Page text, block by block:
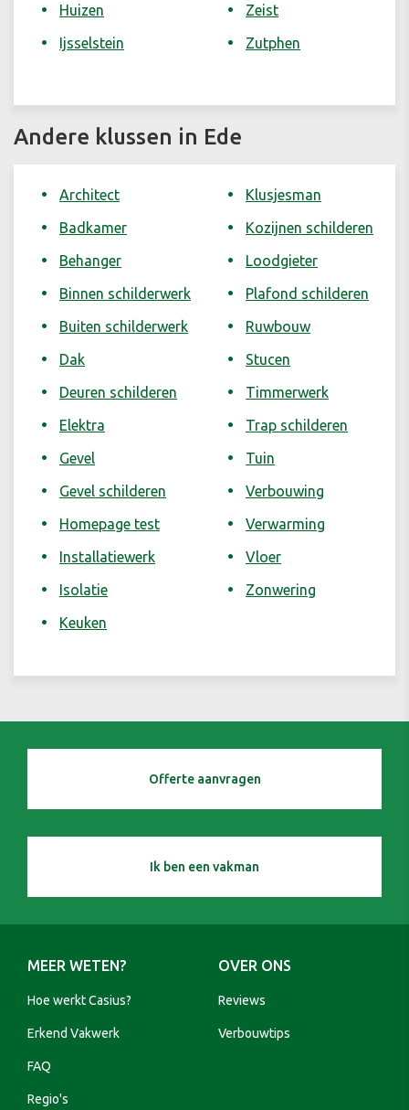
Huizen
Ijsselstein
Zeist
Zutphen
Andere klussen in Ede
Architect
Badkamer
Behanger
Binnen schilderwerk
Buiten schilderwerk
Dak
Deuren schilderen
Elektra
Gevel
Gevel schilderen
Homepage test
Installatiewerk
Isolatie
Keuken
Klusjesman
Kozijnen schilderen
Loodgieter
Plafond schilderen
Ruwbouw
Stucen
Timmerwerk
Trap schilderen
Tuin
Verbouwing
Verwarming
Vloer
Zonwering
Offerte aanvragen
Ik ben een vakman
MEER WETEN?
Hoe werkt Casius?
Erkend Vakwerk
FAQ
Regio's
OVER ONS
Reviews
Verbouwtips